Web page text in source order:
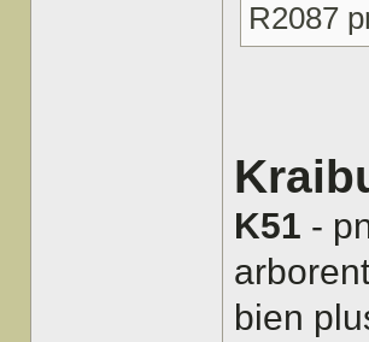
R2087
K51 -
bien